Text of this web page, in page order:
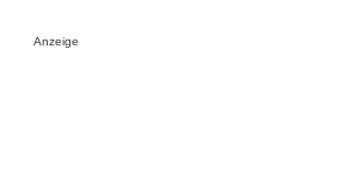
Anzeige